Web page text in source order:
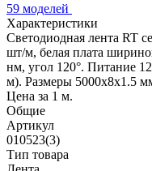
59 моделей
Характеристики
Светодиодная лента RT
шт/м, белая плата
нм, угол 120°. Питание
м). Размеры 5000x8x1.5
Цена за 1 м.
Общие
Артикул
010523(3)
Тип товара